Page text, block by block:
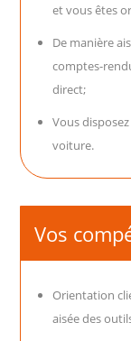
et vous êtes
De manière
comptes-
direct;
Vous
voiture.
Vos
Orientation
aisée des